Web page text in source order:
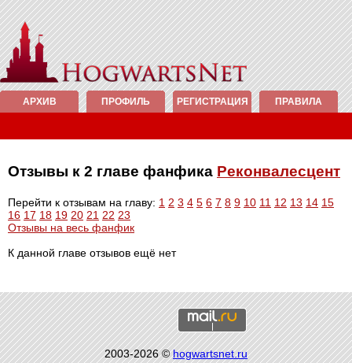
АРХИВ ПРОФИЛЬ РЕГИСТРАЦИЯ ПРАВИЛА
Отзывы к 2 главе фанфика Реконвалесцент
Перейти к отзывам на главу: 1 2 3 4 5 6 7 8 9 10 11 12 13 14 15
16 17 18 19 20 21 22 23
Отзывы на весь фанфик
К данной главе отзывов ещё нет
2003-2026 ©hogwartsnet.ru